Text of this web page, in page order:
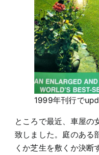
1999年刊行で
ところで最近、車屋の
致しました。庭のある
くか芝生を敷くか決断